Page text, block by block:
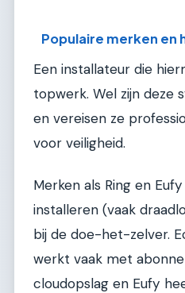
Populaire merken en
Een installateur die
topwerk. Wel zijn deze
en vereisen ze
voor veiligheid.
Merken als Ring en
installeren (vaak
bij de doe-het-zelver.
werkt vaak met
cloudopslag en Eufy